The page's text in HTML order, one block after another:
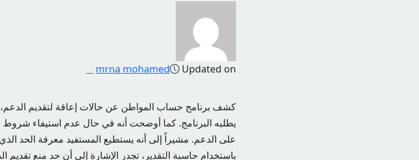
mrna mohamed Updated on
كشف برنامج حساب المواطن عن حالات إعاقة لتقديم
يطلبه البرنامج. كما أوضحت أنه في حال عدم استيفاء
على الدعم. مشيراً إلى أنه يستطيع المستفيد معرفة الحد
باستخدام حاسبة التقدير، تجدر الإشارة إلى أن حد منع